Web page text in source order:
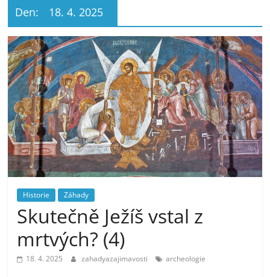
Den: 18. 4. 2025
Historie Záhady
Skutečně Ježíš vstal z
mrtvých? (4)
18. 4. 2025 zahadyazajimavosti archeologie